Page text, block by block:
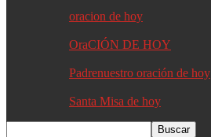
oracion de hoy
OraCIÓN DE HOY
Padrenuestro oración de hoy
Santa Misa de hoy